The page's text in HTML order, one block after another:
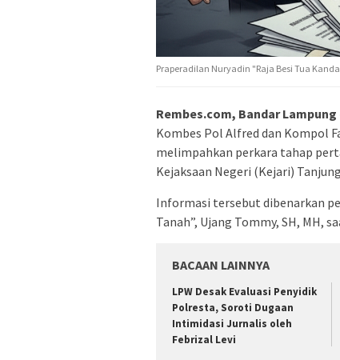
Praperadilan Nuryadin "Raja Besi Tua
Rembes.com, Bandar Lampung
Kombes Pol Alfred dan Kompol
melimpahkan perkara tahap
Kejaksaan Negeri (Kejari)
Informasi tersebut dibenarkan
Tanah”, Ujang Tommy, SH, MH,
BACAAN LAINNYA
LPW Desak Evaluasi Penyidik
Polresta, Soroti Dugaan
Intimidasi Jurnalis oleh
Febrizal Levi